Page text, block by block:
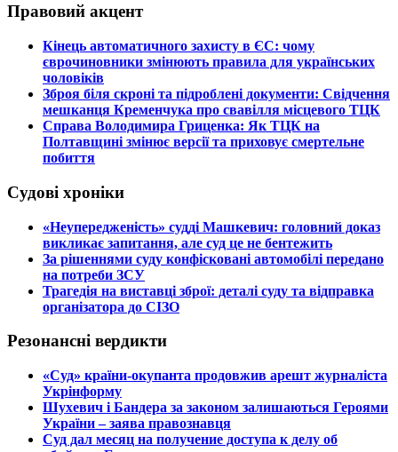
Правовий акцент
​Кінець автоматичного захисту в ЄС: чому
єврочиновники змінюють правила для українських
чоловіків
​Зброя біля скроні та підроблені документи: Свідчення
мешканця Кременчука про свавілля місцевого ТЦК
​Справа Володимира Гриценка: Як ТЦК на
Полтавщині змінює версії та приховує смертельне
побиття
Судові хроніки
​«Неупередженість» судді Машкевич: головний доказ
викликає запитання, але суд це не бентежить
​За рішеннями суду конфісковані автомобілі передано
на потреби ЗСУ
​Трагедія на виставці зброї: деталі суду та відправка
організатора до СІЗО
Резонансні вердикти
​«Суд» країни-окупанта продовжив арешт журналіста
Укрінформу
Шухевич і Бандера за законом залишаються Героями
України – заява правознавця
Суд дал месяц на получение доступа к делу об